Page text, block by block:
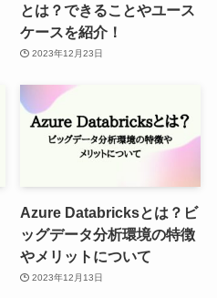
とは？できることやユース
ケースを紹介！
2023年12月23日
Azure Databricksとは？ビ
ッグデータ分析環境の特徴
やメリットについて
2023年12月13日